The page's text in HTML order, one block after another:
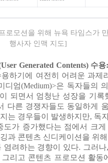
로모션을 위해 뉴욕 타임스가
행사자 인맥 지도]
Generated Contents) 수용
하기에 여전히 어려운 과제
디엄(Medium)>은 독자들의
되면서 엄청난 성장을 기록
다른 경쟁자들도 동일하게
는 경우들이 발생하지만, 독
도가 증가했다는 점에서 크
과 콘텐츠 신디케이션을 위
염려하는 경향이 있다. 그러나
리고 콘텐츠 프로모션 활동